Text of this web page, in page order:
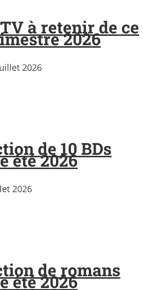
à retenir de ce
2026
2026
de 10 BDs
été 2026
2026
de romans
été 2026